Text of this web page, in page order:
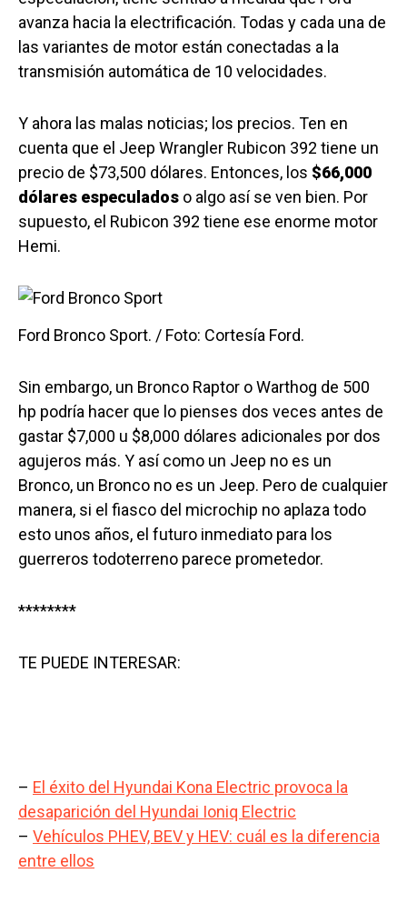
avanza hacia la electrificación. Todas y cada una de
las variantes de motor están conectadas a la
transmisión automática de 10 velocidades.
Y ahora las malas noticias; los precios. Ten en
cuenta que el Jeep Wrangler Rubicon 392 tiene un
precio de $73,500 dólares. Entonces, los $66,000
dólares especulados o algo así se ven bien. Por
supuesto, el Rubicon 392 tiene ese enorme motor
Hemi.
Ford Bronco Sport. / Foto: Cortesía Ford.
Sin embargo, un Bronco Raptor o Warthog de 500
hp podría hacer que lo pienses dos veces antes de
gastar $7,000 u $8,000 dólares adicionales por dos
agujeros más. Y así como un Jeep no es un
Bronco, un Bronco no es un Jeep. Pero de cualquier
manera, si el fiasco del microchip no aplaza todo
esto unos años, el futuro inmediato para los
guerreros todoterreno parece prometedor.
********
TE PUEDE INTERESAR:
– El éxito del Hyundai Kona Electric provoca la
desaparición del Hyundai Ioniq Electric
– Vehículos PHEV, BEV y HEV: cuál es la diferencia
entre ellos